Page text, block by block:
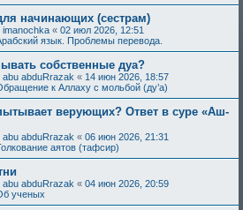
начинающих (сестрам)
imanochka « 02 июл 2026, 12:51
язык. Проблемы перевода.
собственные дуа?
abu abduRrazak « 14 июн 2026, 18:57
к Аллаху с мольбой (ду’а)
верующих? Ответ в суре «Аш-
abu abduRrazak « 06 июн 2026, 21:31
аятов (тафсир)
abu abduRrazak « 04 июн 2026, 20:59
ученых